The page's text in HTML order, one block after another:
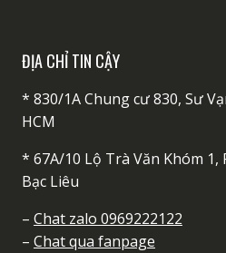
ĐỊA CHỈ TIN CẬY
* 830/1A Chung cư 830, Sư
HCM
* 67A/10 Lộ Trà Văn Khóm 1,
Bạc Liêu
– Chat zalo 0969222122
– Chat qua fanpage